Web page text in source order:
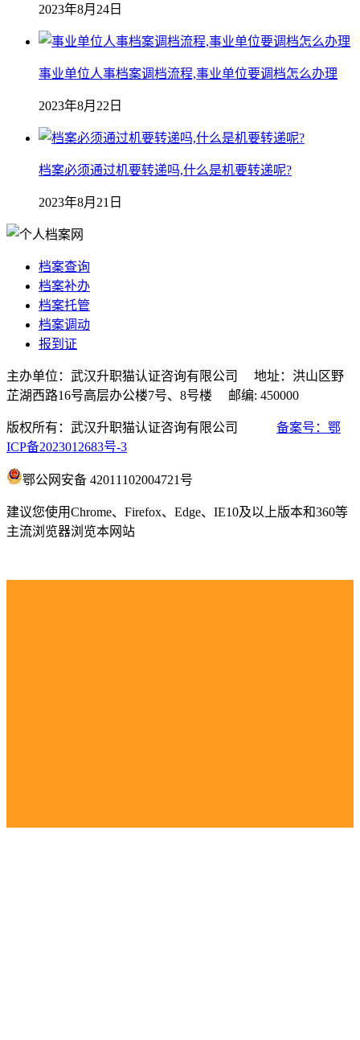
2023年8月24日
事业单位人事档案调档流程,事业单位要调档怎么办理
2023年8月22日
档案必须通过机要转递吗,什么是机要转递呢?
2023年8月21日
档案查询
档案补办
档案托管
档案调动
报到证
主办单位：武汉升职猫认证咨询有限公司 地址：洪山区野
芷湖西路16号高层办公楼7号、8号楼 邮编: 450000
版权所有：武汉升职猫认证咨询有限公司 备案号：鄂
ICP备2023012683号-3
鄂公网安备 42011102004721号
建议您使用Chrome、Firefox、Edge、IE10及以上版本和360等
主流浏览器浏览本网站